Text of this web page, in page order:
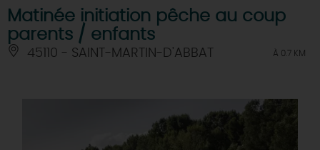
Matinée initiation pêche au coup
parents / enfants
45110 - SAINT-MARTIN-D'ABBAT À 0.7 KM